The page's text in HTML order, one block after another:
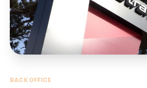
BACK OFFICE